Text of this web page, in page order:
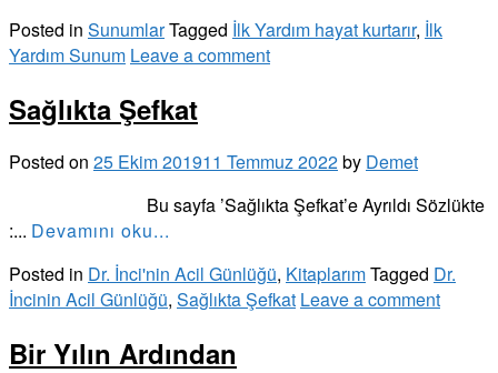
Posted in SunumlarTagged İlk Yardım hayat kurtarır, İlk
Yardım Sunum Leave a comment
Sağlıkta Şefkat
Posted on 25 Ekim 201911 Temmuz 2022by Demet
Bu sayfa ’Sağlıkta Şefkat’e Ayrıldı Sözlükte
:... Devamını oku...
Posted in Dr. İnci'nin Acil Günlüğü, KitaplarımTagged Dr.
İncinin Acil Günlüğü, Sağlıkta Şefkat Leave a comment
Bir Yılın Ardından